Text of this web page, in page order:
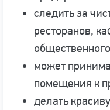
следить за
ресторанов,
может
помещения к
делать